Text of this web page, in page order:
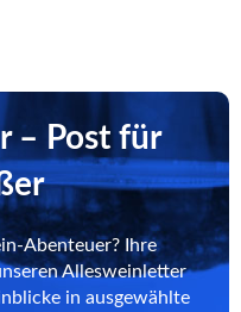
– Post für
Abenteuer? Ihre
Allesweinletter
in ausgewählte